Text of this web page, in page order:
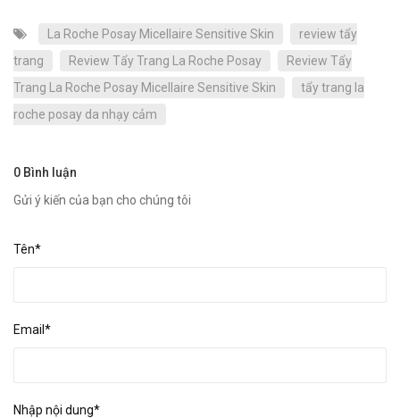
La Roche Posay Micellaire Sensitive Skin
review tẩy
trang
Review Tẩy Trang La Roche Posay
Review Tẩy
Trang La Roche Posay Micellaire Sensitive Skin
tẩy trang la
roche posay da nhạy cảm
0 Bình luận
Gửi ý kiến của bạn cho chúng tôi
Tên*
Email*
Nhập nội dung*